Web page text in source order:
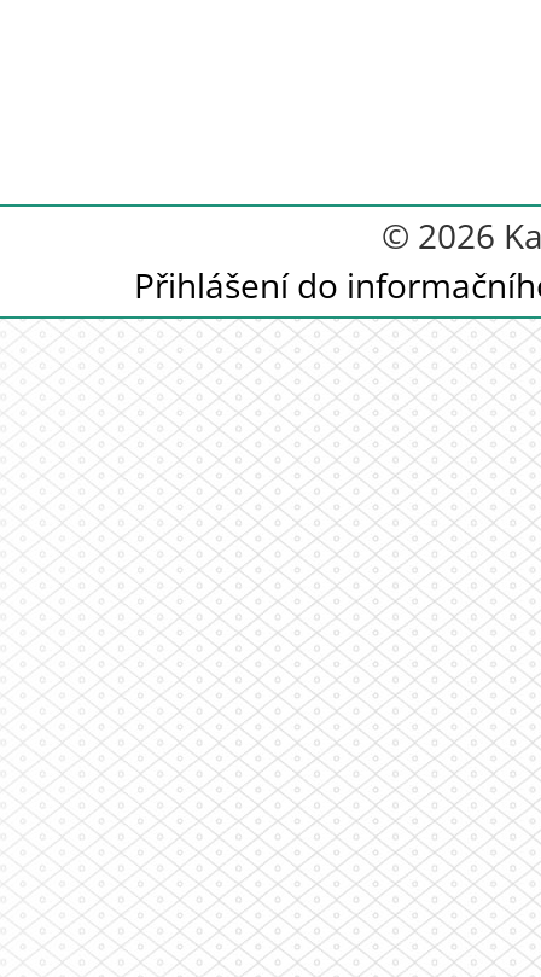
© 2026
Přihlášení do